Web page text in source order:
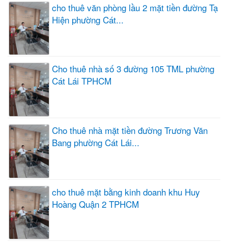
cho thuê văn phòng lầu 2 mặt tiền đường Tạ
Hiện phường Cát...
Cho thuê nhà số 3 đường 105 TML phường
Cát Lái TPHCM
Cho thuê nhà mặt tiền đường Trương Văn
Bang phường Cát Lái...
cho thuê mặt bằng kinh doanh khu Huy
Hoàng Quận 2 TPHCM